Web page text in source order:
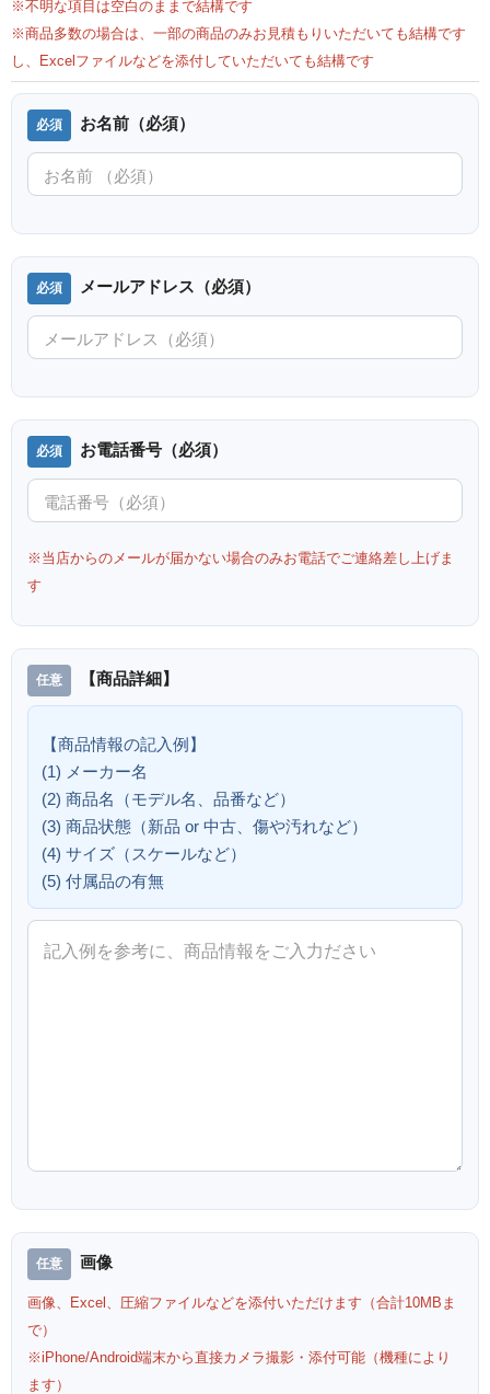
※不明な項目は空白のままで結構です
※商品多数の場合は、一部の商品のみお見積もりいただいても結構です
し、Excelファイルなどを添付していただいても結構です
お名前（必須）
メールアドレス（必須）
お電話番号（必須）
※当店からのメールが届かない場合のみお電話でご連絡差し上げま
す
【商品詳細】
【商品情報の記入例】
(1) メーカー名
(2) 商品名（モデル名、品番など）
(3) 商品状態（新品 or 中古、傷や汚れなど）
(4) サイズ（スケールなど）
(5) 付属品の有無
画像
画像、Excel、圧縮ファイルなどを添付いただけます（合計10MBま
で）
※iPhone/Android端末から直接カメラ撮影・添付可能（機種により
ます）